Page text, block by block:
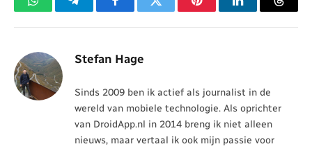
WhatsAppTelegramFacebookTwitter PinterestLinkedIn
Stefan Hage
Sinds 2009 ben ik actief als journalist in de
wereld van mobiele technologie. Als oprichter
van DroidApp.nl in 2014 breng ik niet alleen
nieuws, maar vertaal ik ook mijn passie voor